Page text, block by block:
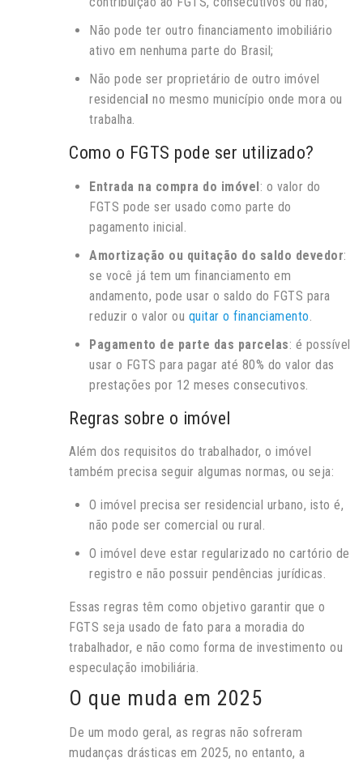
Não pode ter outro financiamento imobiliário
ativo em nenhuma parte do Brasil;
Não pode ser proprietário de outro imóvel
residencial no mesmo município onde mora ou
trabalha.
Como o FGTS pode ser utilizado?
Entrada na compra do imóvel: o valor do
FGTS pode ser usado como parte do
pagamento inicial.
Amortização ou quitação do saldo devedor:
se você já tem um financiamento em
andamento, pode usar o saldo do FGTS para
reduzir o valor ou quitar o financiamento.
Pagamento de parte das parcelas: é possível
usar o FGTS para pagar até 80% do valor das
prestações por 12 meses consecutivos.
Regras sobre o imóvel
Além dos requisitos do trabalhador, o imóvel
também precisa seguir algumas normas, ou seja:
O imóvel precisa ser residencial urbano, isto é,
não pode ser comercial ou rural.
O imóvel deve estar regularizado no cartório de
registro e não possuir pendências jurídicas.
Essas regras têm como objetivo garantir que o
FGTS seja usado de fato para a moradia do
trabalhador, e não como forma de investimento ou
especulação imobiliária.
O que muda em 2025
De um modo geral, as regras não sofreram
mudanças drásticas em 2025, no entanto, a